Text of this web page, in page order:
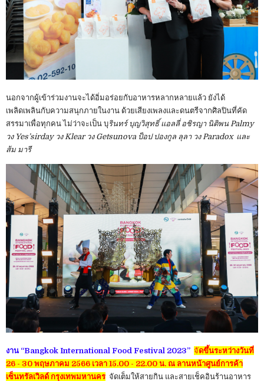
นอกจากผู้เข้าร่วมงานจะได้อิ่มอร่อยกับอาหารหลากหลายแล้ว ยังได้
เพลิดเพลินกับความสนุกภายในงาน ด้วยเสียงเพลงและดนตรีจากศิลปินที่คัด
สรรมาเพื่อทุกคน ไม่ว่าจะเป็น บุรินทร์ บุญวิสุทธิ์ แอลลี่ อชิรญา นิติพน Palmy
วง Yes’sirday วง Klear วง Getsunova ป็อป ปองกูล ลุลา วง Paradox และ
ส้ม มารี
งาน “Bangkok International Food Festival 2023” จัดขึ้นระหว่างวันที่
26 - 30 พฤษภาคม 2566 เวลา 15.00 - 22.00 น. ณ ลานหน้าศูนย์การค้า
เซ็นทรัลเวิลด์ กรุงเทพมหานคร จัดเต็มให้สายกิน และสายเช็คอินร้านอาหาร